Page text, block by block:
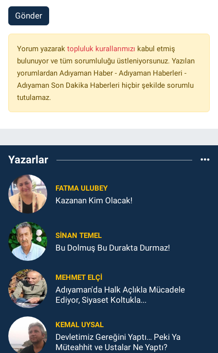
Gönder
Yorum yazarak topluluk kurallarımızı kabul etmiş
bulunuyor ve tüm sorumluluğu üstleniyorsunuz. Yazılan
yorumlardan Adıyaman Haber - Adıyaman Haberleri -
Adıyaman Son Dakika Haberleri hiçbir şekilde sorumlu
tutulamaz.
Yazarlar
FATMA ULUBEY
Kazanan Kim Olacak!
SINAN TEMEL
Bu Dolmuş Bu Durakta Durmaz!
MEHMET ELÇI
Adıyaman'da Halk Açlıkla Mücadele
Ediyor, Siyaset Koltukla...
KEMAL UYSAL
Devletimiz Gereğini Yaptı… Peki Ya
Müteahhit ve Ustalar Ne Yaptı?